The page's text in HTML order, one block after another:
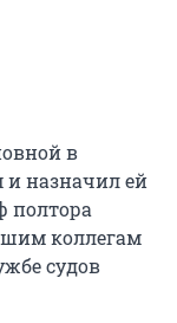
в
назначил ей
полтора
коллегам
судов